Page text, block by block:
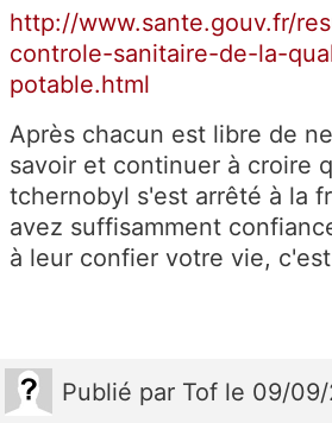
http://www.sante.gouv.fr/
controle-sanitaire-de-la-
potable.html
Après chacun est libre de
savoir et continuer à croire
tchernobyl s'est arrêté à la
avez suffisamment
à leur confier votre vie,
Publié par Tof le 09/09/